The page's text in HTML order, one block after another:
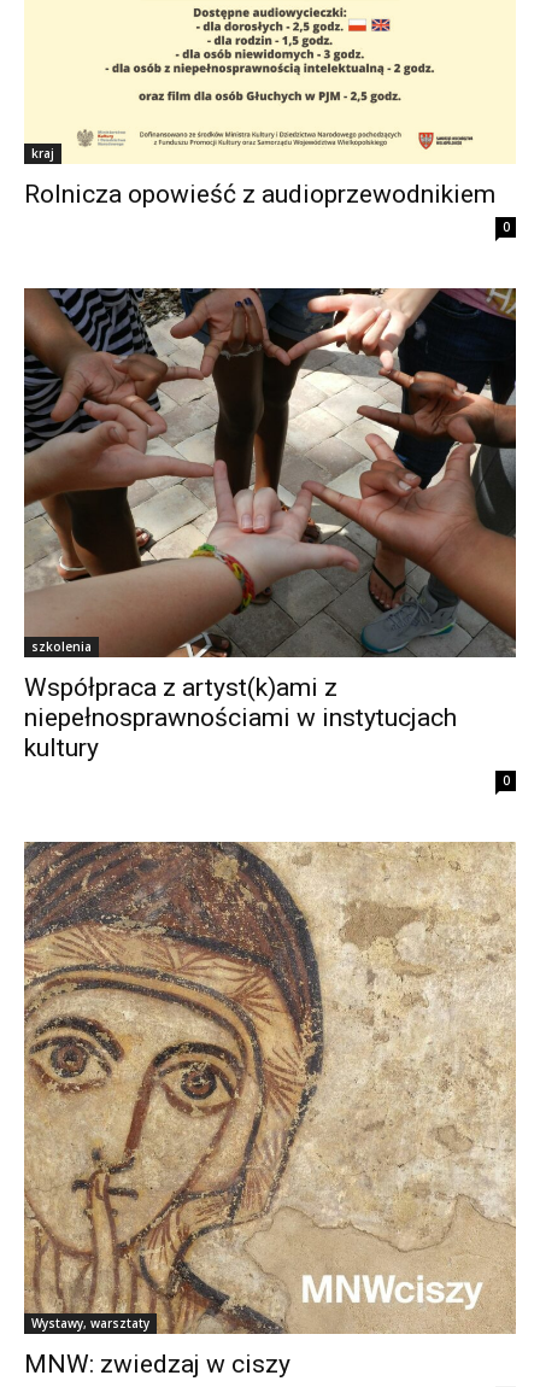
kraj
Rolnicza opowieść z audioprzewodnikiem
0
szkolenia
Współpraca z artyst(k)ami z
niepełnosprawnościami w instytucjach
kultury
0
Wystawy, warsztaty
MNW: zwiedzaj w ciszy